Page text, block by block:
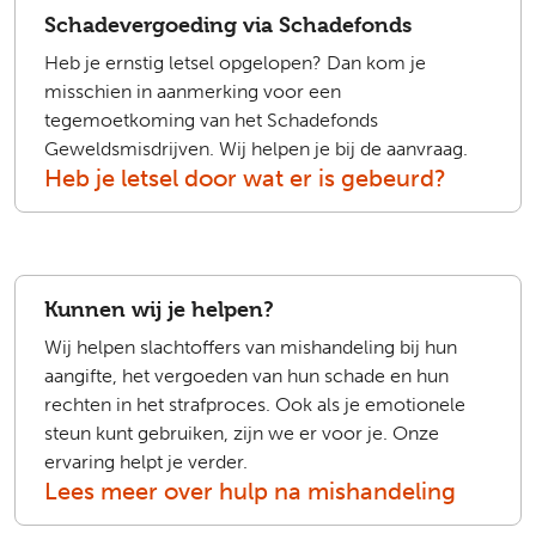
Schadevergoeding via Schadefonds
Heb je ernstig letsel opgelopen? Dan kom je
misschien in aanmerking voor een
tegemoetkoming van het Schadefonds
Geweldsmisdrijven. Wij helpen je bij de aanvraag.
Heb je letsel door wat er is gebeurd?
Kunnen wij je helpen?
Wij helpen slachtoffers van mishandeling bij hun
aangifte, het vergoeden van hun schade en hun
rechten in het strafproces. Ook als je emotionele
steun kunt gebruiken, zijn we er voor je. Onze
ervaring helpt je verder.
Lees meer over hulp na mishandeling